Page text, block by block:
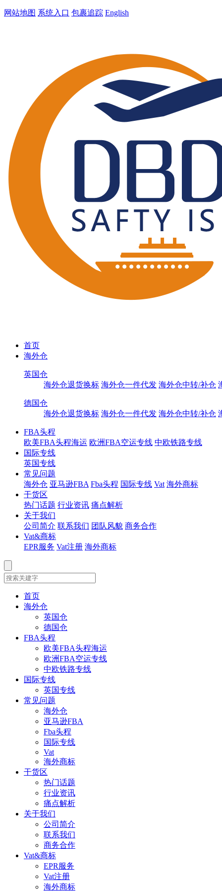
网站地图 系统入口 包裹追踪 English
首页
海外仓
英国仓
海外仓退货换标 海外仓一件代发 海外仓中转/补仓
德国仓
海外仓退货换标 海外仓一件代发 海外仓中转/补仓
FBA头程
欧美FBA头程海运 欧洲FBA空运专线 中欧铁路专线
国际专线
英国专线
常见问题
海外仓 亚马逊FBA Fba头程 国际专线 Vat 海外商标
干货区
热门话题 行业资讯 痛点解析
关于我们
公司简介 联系我们 团队风貌 商务合作
Vat&商标
EPR服务 Vat注册 海外商标
首页
海外仓
英国仓
德国仓
FBA头程
欧美FBA头程海运
欧洲FBA空运专线
中欧铁路专线
国际专线
英国专线
常见问题
海外仓
亚马逊FBA
Fba头程
国际专线
Vat
海外商标
干货区
热门话题
行业资讯
痛点解析
关于我们
公司简介
联系我们
商务合作
Vat&商标
EPR服务
Vat注册
海外商标